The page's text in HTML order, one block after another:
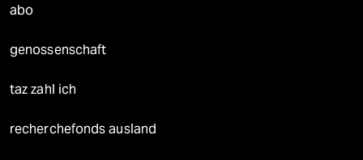
abo
genossenschaft
taz zahl ich
recherchefonds ausland